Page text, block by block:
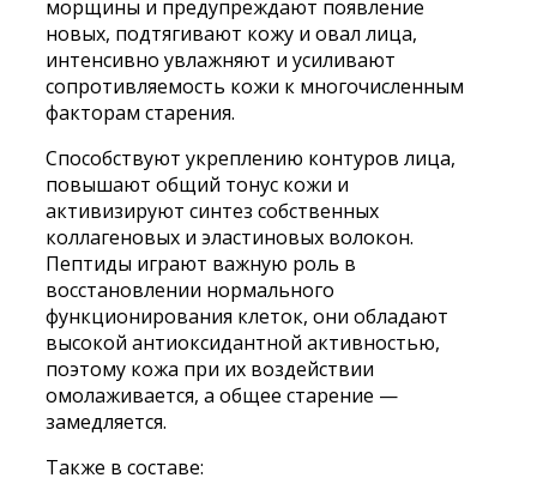
морщины и предупреждают появление
новых, подтягивают кожу и овал лица,
интенсивно увлажняют и усиливают
сопротивляемость кожи к многочисленным
факторам старения.
Способствуют укреплению контуров лица,
повышают общий тонус кожи и
активизируют синтез собственных
коллагеновых и эластиновых волокон.
Пептиды играют важную роль в
восстановлении нормального
функционирования клеток, они обладают
высокой антиоксидантной активностью,
поэтому кожа при их воздействии
омолаживается, а общее старение —
замедляется.
Также в составе: